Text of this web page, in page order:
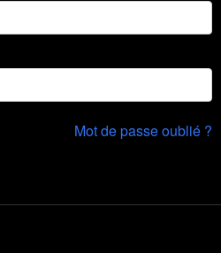
Mot de passe oublié ?